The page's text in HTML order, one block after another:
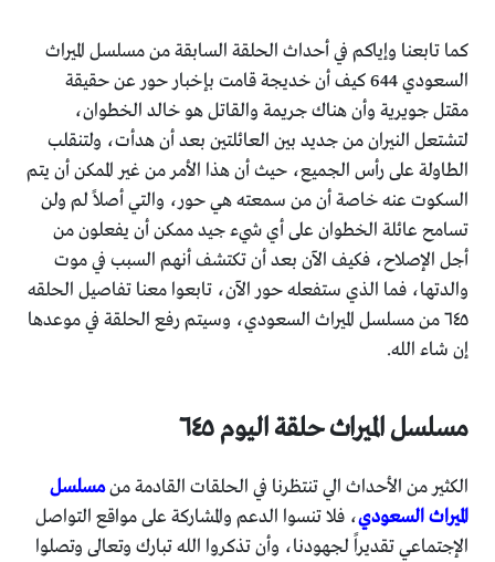
كما تابعنا وإياكم في أحداث الحلقة السابقة من مسلسل الميراث
السعودي 644 كيف أن خديجة قامت بإخبار حور عن حقيقة
مقتل جويرية وأن هناك جريمة والقاتل هو خالد الخطوان،
لتشتعل النيران من جديد بين العائلتين بعد أن هدأت، ولتنقلب
الطاولة على رأس الجميع، حيث أن هذا الأمر من غير الممكن أن يتم
السكوت عنه خاصة أن من سمعته هي حور، والتي أصلاً لم ولن
تسامح عائلة الخطوان على أي شيء جيد ممكن أن يفعلون من
أجل الإصلاح، فكيف الآن بعد أن تكتشف أنهم السبب في موت
والدتها، فما الذي ستفعله حور الآن، تابعوا معنا تفاصيل الحلقه
٦٤٥ من مسلسل الميراث السعودي، وسيتم رفع الحلقة في موعدها
إن شاء الله.
مسلسل الميراث حلقة اليوم ٦٤٥
الكثير من الأحداث الي تنتظرنا في الحلقات القادمة منمسلسل
الميراث السعودي، فلا تنسوا الدعم والمشاركة على مواقع التواصل
الإجتماعي تقديراً لجهودنا، وأن تذكروا الله تبارك وتعالى وتصلوا